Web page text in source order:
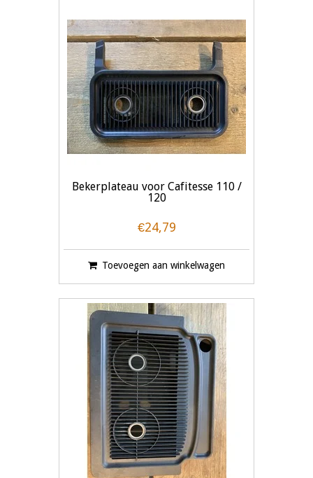
Bekerplateau voor Cafitesse 110 /
120
€24,79
Toevoegen aan winkelwagen